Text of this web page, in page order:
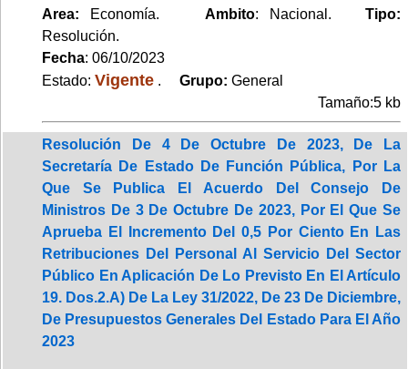
Area: Economía. Ambito: Nacional.Tipo:
Resolución.
Fecha: 06/10/2023
Estado: Vigente . Grupo: General
Tamaño:5 kb
Resolución De 4 De Octubre De 2023, De La
Secretaría De Estado De Función Pública, Por La
Que Se Publica El Acuerdo Del Consejo De
Ministros De 3 De Octubre De 2023, Por El Que Se
Aprueba El Incremento Del 0,5 Por Ciento En Las
Retribuciones Del Personal Al Servicio Del Sector
Público En Aplicación De Lo Previsto En El Artículo
19. Dos.2.A) De La Ley 31/2022, De 23 De Diciembre,
De Presupuestos Generales Del Estado Para El Año
2023